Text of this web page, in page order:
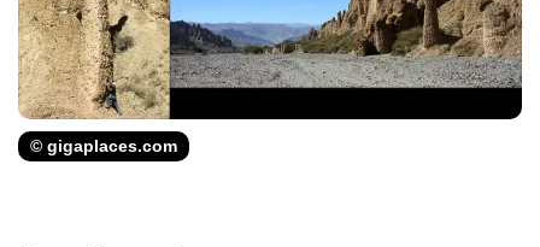
© gigaplaces.com